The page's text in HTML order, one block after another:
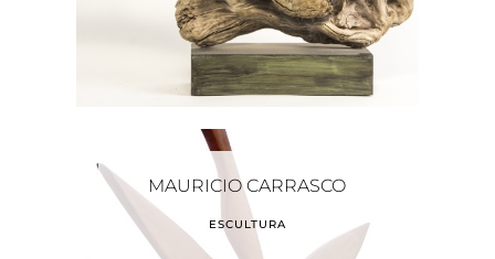
MAURICIO CARRASCO
ESCULTURA